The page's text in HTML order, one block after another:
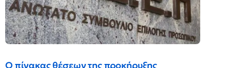
Ο πίνακας θέσεων της προκήρυξης